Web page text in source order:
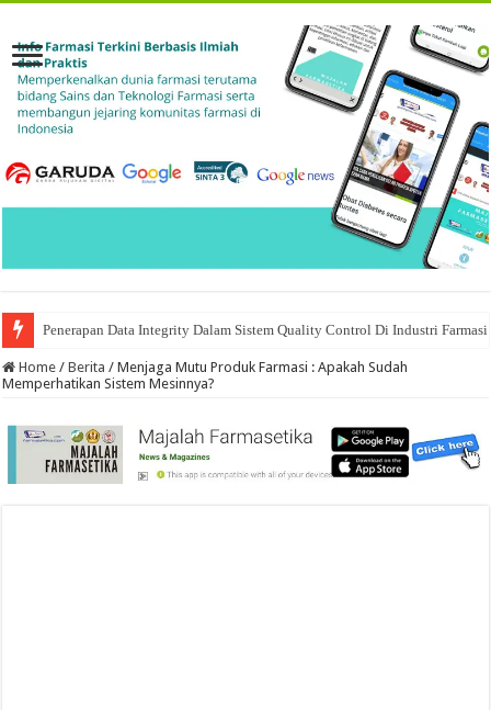
Penerapan Data Integrity Dalam Sistem Quality Control Di Industri Farmasi
VALIDASI SISTEM KOMPUTER DI INDUSTRI FARMASI
Home / Berita / Menjaga Mutu Produk Farmasi : Apakah Sudah
Memperhatikan Sistem Mesinnya?